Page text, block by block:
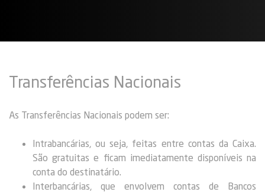
Transferências Nacionais
As Transferências Nacionais podem ser:
Intrabancárias, ou seja, feitas entre contas da Caixa.
São gratuitas e ficam imediatamente disponíveis na
conta do destinatário.
Interbancárias, que envolvem contas de Bancos